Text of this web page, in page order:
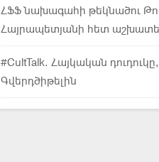
ՀՖՖ նախագահի թեկնածու
Հայրապետյանի հետ
#CultTalk. Հայկական
Գվերդծիթելին